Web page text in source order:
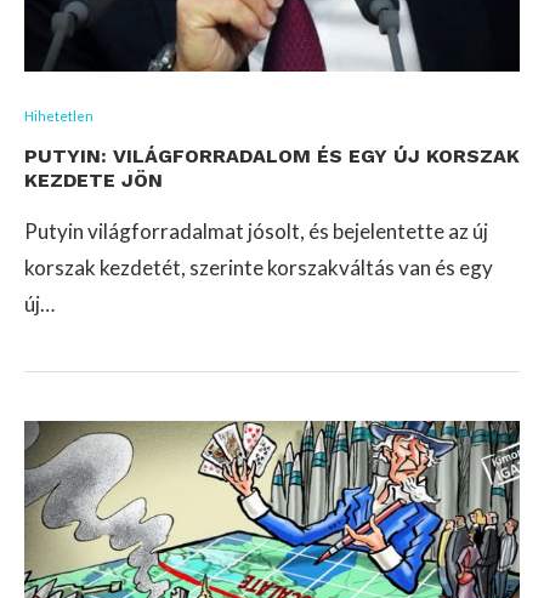
Hihetetlen
PUTYIN: VILÁGFORRADALOM ÉS EGY ÚJ KORSZAK
KEZDETE JÖN
Putyin világforradalmat jósolt, és bejelentette az új
korszak kezdetét, szerinte korszakváltás van és egy
új…